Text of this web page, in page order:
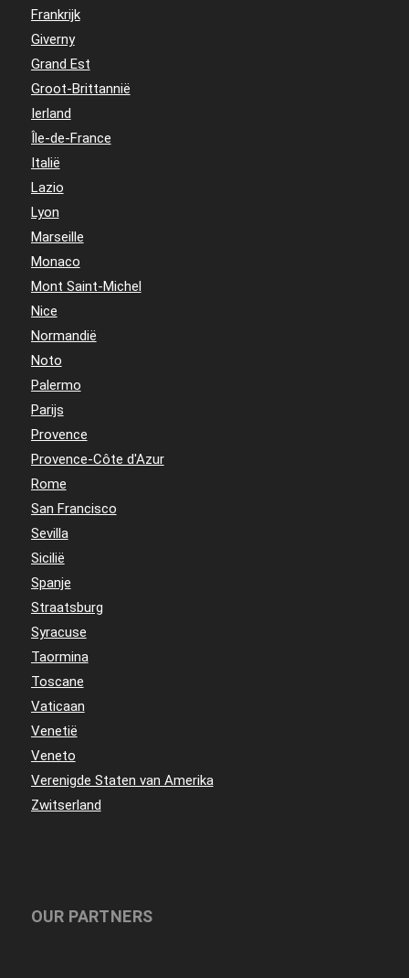
Frankrijk
Giverny
Grand Est
Groot-Brittannië
Ierland
Île-de-France
Italië
Lazio
Lyon
Marseille
Monaco
Mont Saint-Michel
Nice
Normandië
Noto
Palermo
Parijs
Provence
Provence-Côte d'Azur
Rome
San Francisco
Sevilla
Sicilië
Spanje
Straatsburg
Syracuse
Taormina
Toscane
Vaticaan
Venetië
Veneto
Verenigde Staten van Amerika
Zwitserland
OUR PARTNERS